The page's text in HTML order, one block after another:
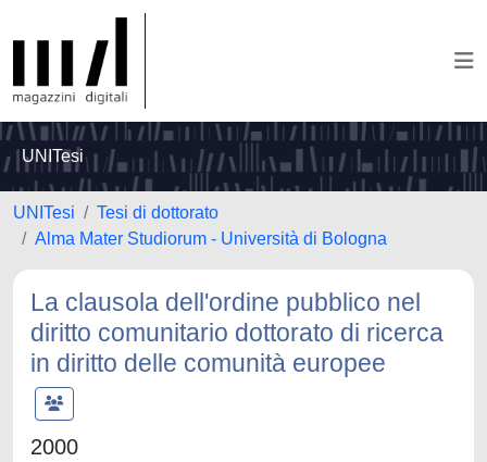
UNITesi
UNITesi
Tesi di dottorato
Alma Mater Studiorum - Università di Bologna
La clausola dell'ordine pubblico nel
diritto comunitario dottorato di ricerca
in diritto delle comunità europee
2000